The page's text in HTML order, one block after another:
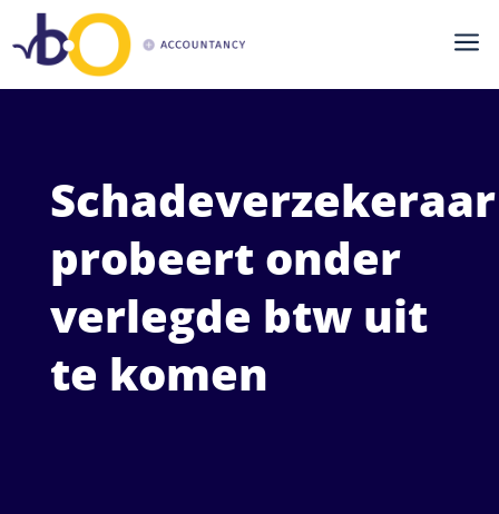
a
Schadeverzekeraar
probeert onder
verlegde btw uit
te komen